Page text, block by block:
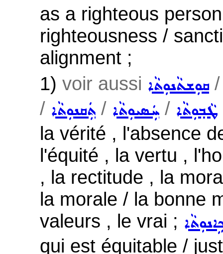
as a righteous
righteousness /
alignment ;
1) voir aussi ܩܘܼܫܬܵܢܘܼܬܵܐ
/ ܬܲܩܢܘܼܬܵܐ / ܚܲܣܝܘܼܬܵܐ / ܛܵܒ݂ܘܼܬܵܐ
la vérité , l'absence
l'équité , la vertu ,
, la rectitude , la
la morale / la bonne
valeurs , le vrai ;
qui est équitable /